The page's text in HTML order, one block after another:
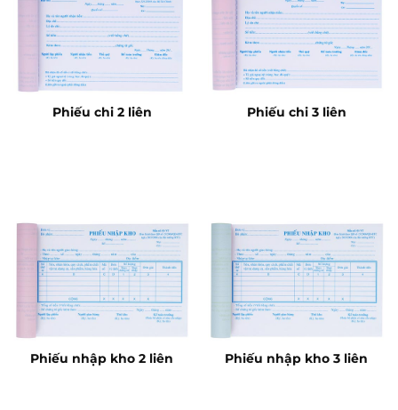
Phiếu chi 2 liên Phiếu chi 3 liên
Phiếu nhập kho 2 liên Phiếu nhập kho 3 liên